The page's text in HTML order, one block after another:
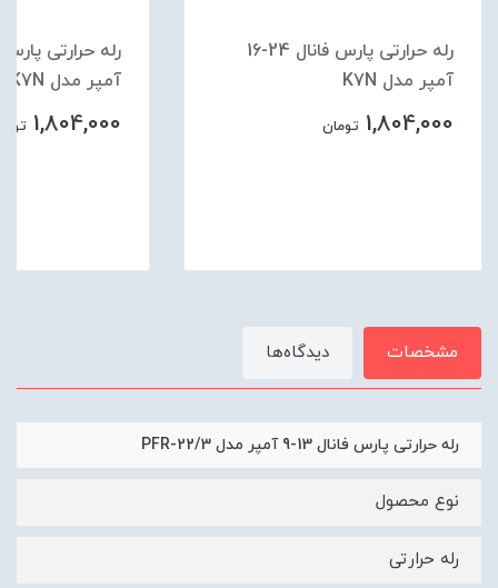
رله حرارتی پارس فانال 24-16
آمپر مدل K7N
1,804,000 تومان
آمپر مدل K7N
1,804,000
مشخصات دیدگاه‌ها
رله حرارتی پارس فانال 13-9 آمپر مدل PFR-22/3
نوع محصول
رله حرارتی